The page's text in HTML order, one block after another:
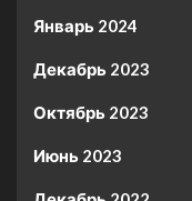
Январь 2024
Декабрь 2023
Октябрь 2023
Июнь 2023